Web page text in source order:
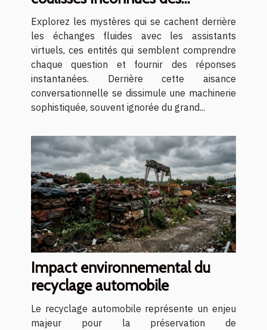
assistants virtuels
Explorez les mystères qui se cachent derrière
les échanges fluides avec les assistants
virtuels, ces entités qui semblent comprendre
chaque question et fournir des réponses
instantanées. Derrière cette aisance
conversationnelle se dissimule une machinerie
sophistiquée, souvent ignorée du grand...
Impact environnemental du
recyclage automobile
Le recyclage automobile représente un enjeu
majeur pour la préservation de